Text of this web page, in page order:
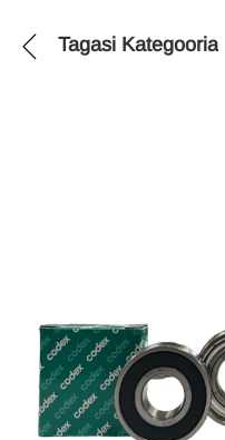
Tagasi Kategooria